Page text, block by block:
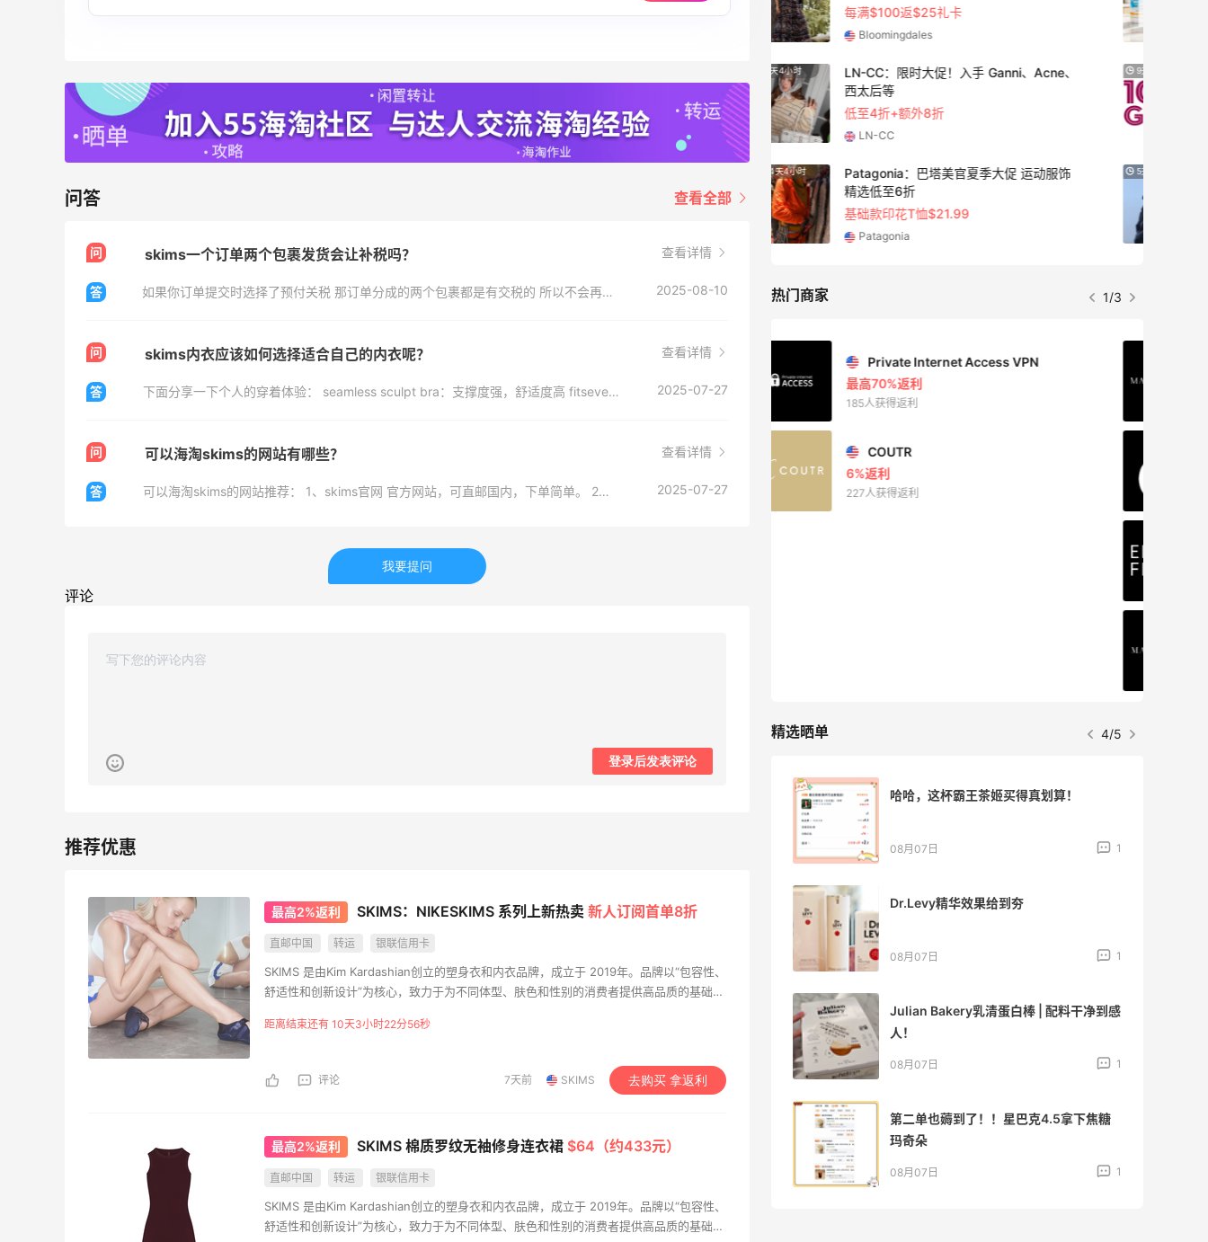
问答 查看全部
问 skims一个订单两个包裹发货会让补税吗？ 查看详情
答 如果你订单提交时选择了预付关税 那订单分成的两个包裹都是有交税的 所以不会再次要求交税 如果DHL真的让我们补税 那也是他们的操作失误、 让我们补税是不可能的 可以及时的联系skims客服沟通解决 2025-08-10
问 skims内衣应该如何选择适合自己的内衣呢？ 查看详情
答 下面分享一下个人的穿着体验： seamless sculpt bra：支撑度强，舒适度高 fitseverybody抹胸：支撑度中等，舒适度高 fitseverybody bra：支撑度不强，舒适度高，大胸容易移位 naked scoop bra：支撑力度强，舒适度高 fitseverybody tshirt bra：支撑度高，舒适度中等 总体来说，skims的bra产品做的都挺不错的，你可以根据个人情况选择适合的内衣 2025-07-27
问 可以海淘skims的网站有哪些？ 查看详情
答 可以海淘skims的网站推荐： 1、skims官网 官方网站，可直邮国内，下单简单。 2、Nordstrom 需要转运下单，经常有折扣款式，价格合适。 3、selfridges 经常有打折活动，能包税直邮国内，运费较贵。 4、Harrods 经常有打折活动，能包税直邮国内，运费较贵。 5、Saks Fifth Avenue 经常有打折活动，需要转运下单 2025-07-27
我要提问
评论
登录后发表评论
最高2%返利 SKIMS：NIKESKIMS 系列上新热卖 新人订阅首单8折
直邮中国 转运 银联信用卡
SKIMS 是由Kim Kardashian创立的塑身衣和内衣品牌，成立于 2019年。品牌以“包容性、
舒适性和创新设计”为核心，致力于为不同体型、肤色和性别的消费者提供高品质的基础服
距离结束还有 10天3小时22分54秒
评论 7天前 SKIMS 去购买 拿返利
最高2%返利 SKIMS 棉质罗纹无袖修身连衣裙 $64（约433元）
直邮中国 转运 银联信用卡
SKIMS 是由Kim Kardashian创立的塑身衣和内衣品牌，成立于 2019年。品牌以“包容性、
舒适性和创新设计”为核心，致力于为不同体型、肤色和性别的消费者提供高品质的基础服
享9折优惠
TOTEME、ZIMMERMAN 等
享额外9折
Mytheresa
每满$100返$25礼卡
低至4折+额外8折
LN-CC
无门槛7.5折
iHerb
9天19小时
Macy's：美妆精选10日闪促 低至5折+免
邮
关注兰蔻、雅诗兰黛等 每日更新
5天16小时
Columbia Sportswear：夏季大促！哥伦
比亚运动热卖
低至6折
Columbia Sportswear
热门商家 1/3
ERGO Baby
4%返利
Belly Bandit
42人获得返利
6%返利
Private Internet Access VPN
最高70%返利
227人获得返利
Mac Duggal
最高2%返利
6028人成功下单
Biōkreativ
30%返利
54人获得返利
精选晒单 4/5
再来我的面膜羊毛分享～又薅到了10片面
膜+2片眼膜
08月07日
京东薅面膜太爽啦～每天都可以收货面膜
08月07日 1
Dr.Levy精华效果给到夯
玛奇朵
薅到了！！星巴克焦糖玛奇朵0.01元拿下
08月07日 1
秋天的第1杯安排上｜库迪生椰拿铁叠55
08月07日 1
开奖｜社区7月常规主题活动名单公布
08月06日 2
Bobbi Brown美网2026黑五海淘活动什
么时候开始？
08月06日 3